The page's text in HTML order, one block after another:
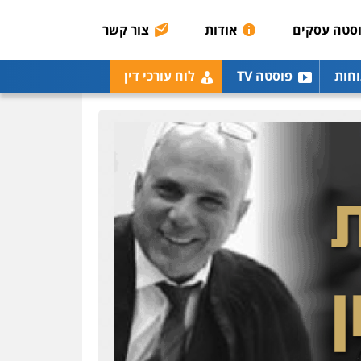
עסקים אודות צור קשר
פוסטה TV לוח עורכי דין
מנשה, אלמוג – עורכי דין
פלילי עבירות תנועה
צווארון לבן תעבורה עורכי
דין לענייני אסירים מעצרים
0546470989
עו"ד אבי כהן
פלילי פשיעה חמורה
קטינים אלימות סמים
עבירות מין
0523647066
ויקי שמואל – משרד עו"ד
משפט פלילי
0528959600